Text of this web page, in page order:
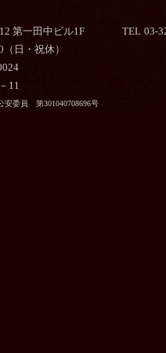
一田中ビル1F
TEL 03-
（日・祝休）
11
委員 第301040708696号